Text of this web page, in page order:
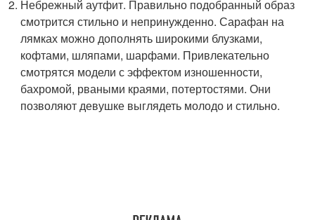
Небрежный аутфит. Правильно подобранный образ
смотрится стильно и непринужденно. Сарафан на
лямках можно дополнять широкими блузками,
кофтами, шляпами, шарфами. Привлекательно
смотрятся модели с эффектом изношенности,
бахромой, рваными краями, потертостями. Они
позволяют девушке выглядеть молодо и стильно.